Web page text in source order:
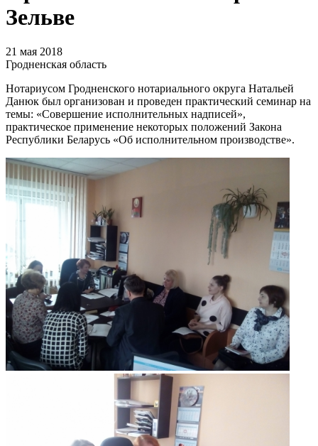
Зельве
21 мая 2018
Гродненская область
Нотариусом Гродненского нотариального округа Натальей
Данюк был организован и проведен практический семинар на
темы: «Совершение исполнительных надписей»,
практическое применение некоторых положений Закона
Республики Беларусь «Об исполнительном производстве».